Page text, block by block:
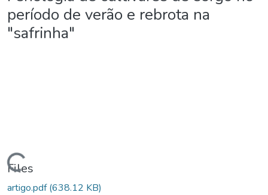
período de verão e rebrota na
"safrinha"
Files
artigo.pdf(638.12 KB)